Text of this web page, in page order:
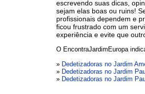
escrevendo suas dicas,
sejam elas boas ou ruins!
profissionais dependem e
ficou frustrado com um
experiência e evite que
O EncontraJardimEuropa
» Dedetizadoras no Jardim
» Dedetizadoras no Jardim
» Dedetizadoras no Jardim